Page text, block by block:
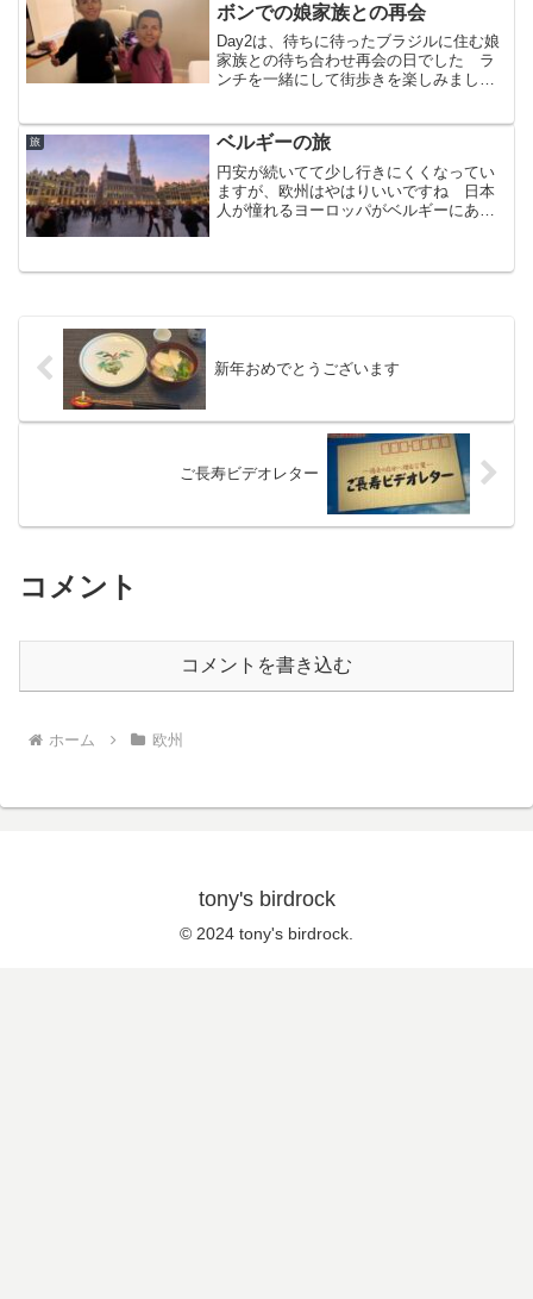
ボンでの娘家族との再会
Day2は、待ちに待ったブラジルに住む娘
家族との待ち合わせ再会の日でした ラ
ンチを一緒にして街歩きを楽しみまし
旅 ベルギーの旅
円安が続いてて少し行きにくくなってい
ますが、欧州はやはりいいですね 日本
人が憧れるヨーロッパがベルギーにあり
新年おめでとうございます
ご長寿ビデオレター
コメント
コメントを書き込む
ホーム 欧州
tony's birdrock
© 2024 tony's birdrock.